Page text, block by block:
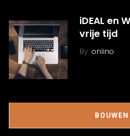
iDEAL en
vrije tijd
By onlino